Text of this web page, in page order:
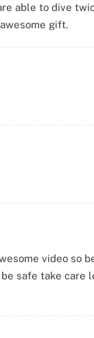
able to dive
gift.
video so
safe take care